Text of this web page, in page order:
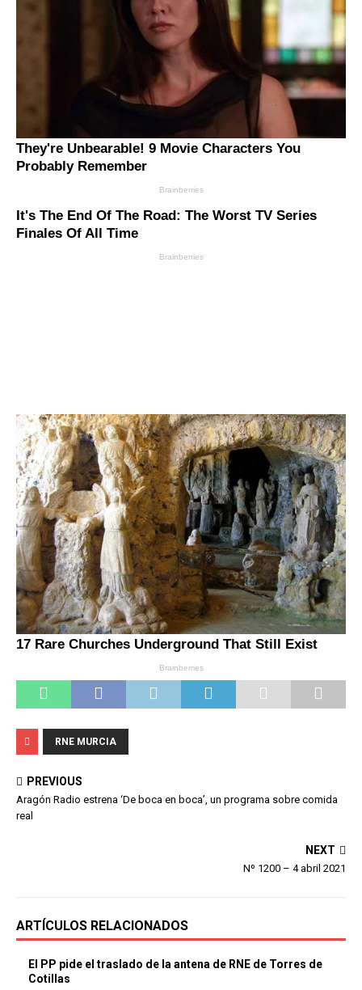
RNE MURCIA
PREVIOUS
Aragón Radio estrena ‘De boca en boca’, un programa sobre comida
real
NEXT
Nº 1200 – 4 abril 2021
ARTÍCULOS RELACIONADOS
El PP pide el traslado de la antena de RNE de Torres de
Cotillas